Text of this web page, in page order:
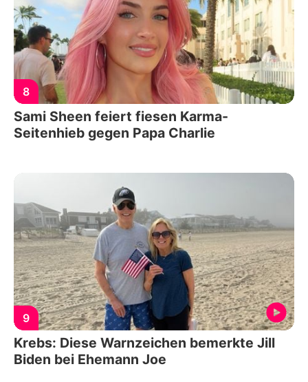
8
Sami Sheen feiert fiesen Karma-
Seitenhieb gegen Papa Charlie
9
Krebs: Diese Warnzeichen bemerkte Jill
Biden bei Ehemann Joe